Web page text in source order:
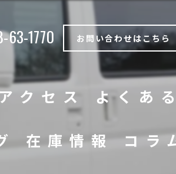
63-1770 お問い合わせはこちら
アクセス よくあ
在庫情報 コラ